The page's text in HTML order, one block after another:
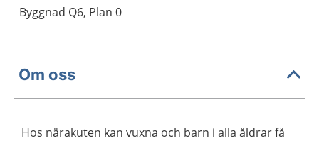
Byggnad Q6, Plan 0
Om oss
Hos närakuten kan vuxna och barn i alla åldrar få